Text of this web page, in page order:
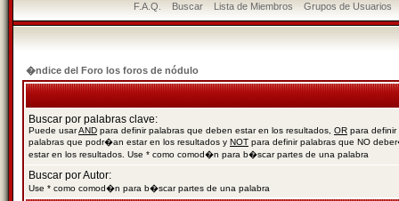
F.A.Q. Buscar Lista de Miembros Grupos de Usuarios
�ndice del Foro los foros de nódulo
Buscar por palabras clave:
Puede usarAND para definir palabras que deben estar en los resultados, OR para definir
palabras que podr�an estar en los resultados y NOT para definir palabras que NO
estar en los resultados. Use * como comod�n para b�scar partes de una palabra
Buscar por Autor:
Use * como comod�n para b�scar partes de una palabra